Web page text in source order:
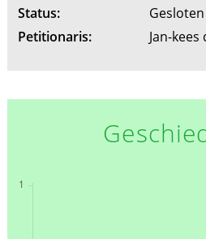
Status:
Gesloten
Petitionaris:
Jan-